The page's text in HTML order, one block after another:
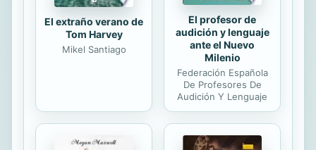
El extraño verano de
Tom Harvey
Mikel Santiago
El profesor de
audición y lenguaje
ante el Nuevo
Milenio
Federación Española
De Profesores De
Audición Y Lenguaje